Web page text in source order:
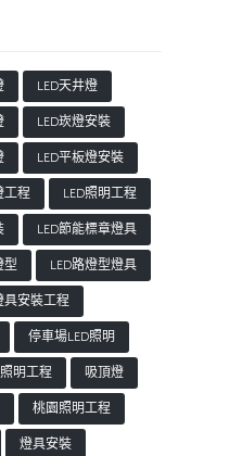
LED天井燈
LED崁燈安裝
LED平板燈安裝
工程
LED照明工程
LED節能標章燈具
型
LED路燈型燈具
具安裝工程
停車場LED照明
明工程
吸頂燈
桃園照明工程
燈具安裝